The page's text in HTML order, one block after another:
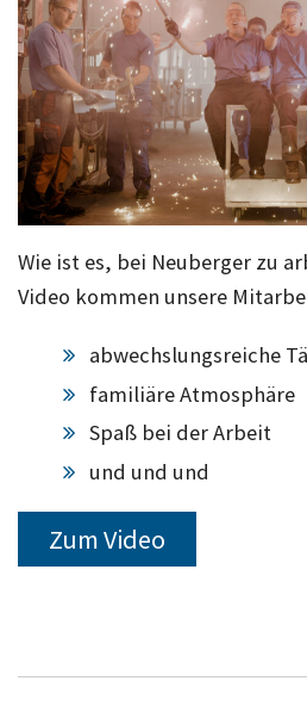
Wie ist es, bei Neuberger zu
Video kommen unsere
abwechslungsreiche
familiäre Atmosphäre
Spaß bei der Arbeit
und und und
Zum Video